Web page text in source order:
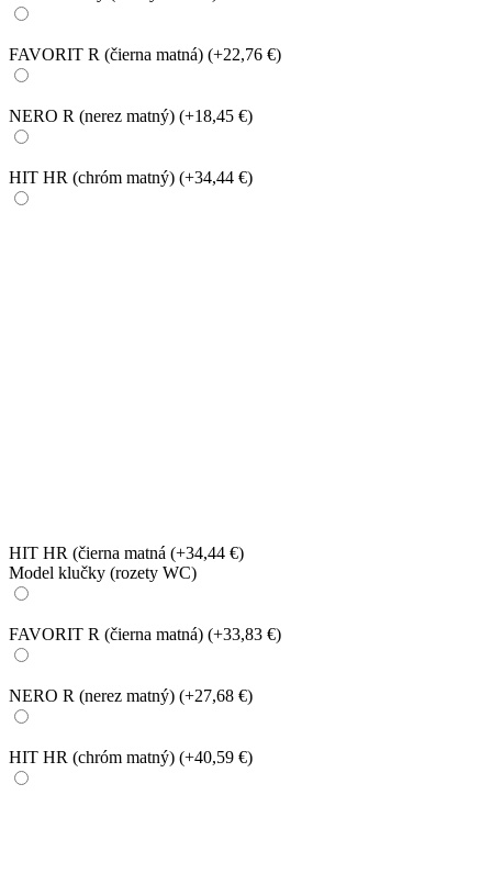
FAVORIT R (čierna matná) (+22,76 €)
NERO R (nerez matný) (+18,45 €)
HIT HR (chróm matný) (+34,44 €)
HIT HR (čierna matná (+34,44 €)
Model klučky (rozety WC)
FAVORIT R (čierna matná) (+33,83 €)
NERO R (nerez matný) (+27,68 €)
HIT HR (chróm matný) (+40,59 €)